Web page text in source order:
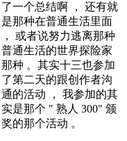
了一个总结啊 ， 还有就
是那种在普通生活里面
， 或者说努力逃离那种
普通生活的世界探险家
那种 。其实十三也参加
了第二天的跟创作者沟
通的活动 ， 我参加的其
实是那个 " 熟人 300" 颁
奖的那个活动 。